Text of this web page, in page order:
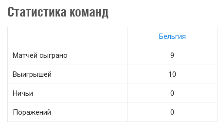
Статистика команд
Бельгия
Матчей сыграно 9
Выигрышей 10
Ничьи 0
Поражений 0